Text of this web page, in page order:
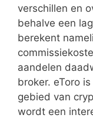
verschillen en
behalve een
berekent
aandelen
broker. eToro
gebied van
wordt een